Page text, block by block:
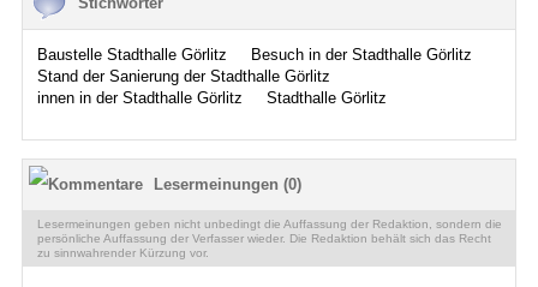
Baustelle Stadthalle Görlitz
Besuch in der Stadthalle Görlitz
Stand der Sanierung der Stadthalle Görlitz
innen in der Stadthalle Görlitz
Stadthalle Görlitz
Lesermeinungen (0)
Lesermeinungen geben nicht unbedingt die Auffassung der Redaktion, sondern die
persönliche Auffassung der Verfasser wieder. Die Redaktion behält sich das Recht
zu sinnwahrender Kürzung vor.